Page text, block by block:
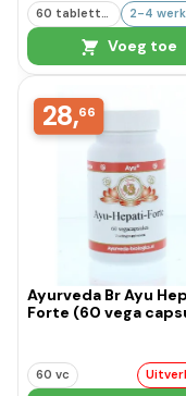
Voeg toe
28,66
Ayurveda Br Ayu
Forte (60 vega
60 vc